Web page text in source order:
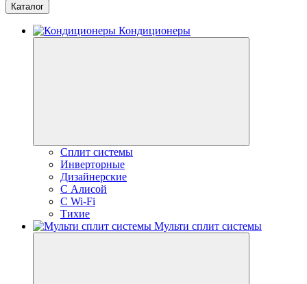
Каталог
Кондиционеры
Сплит системы
Инверторные
Дизайнерские
С Алисой
C Wi-Fi
Тихие
Мульти сплит системы